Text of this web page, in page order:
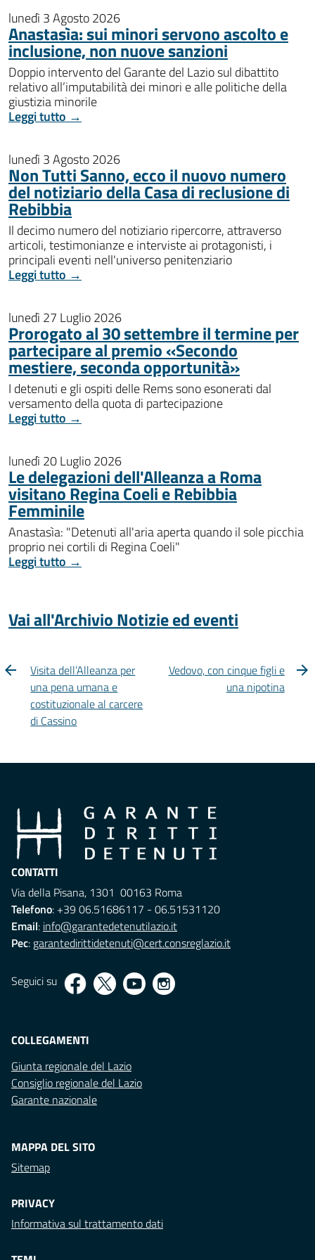
lunedì 3 Agosto 2026
Anastasìa: sui minori servono ascolto e
inclusione, non nuove sanzioni
Doppio intervento del Garante del Lazio sul dibattito
relativo all’imputabilità dei minori e alle politiche della
giustizia minorile
Leggi tutto →
lunedì 3 Agosto 2026
Non Tutti Sanno, ecco il nuovo numero
del notiziario della Casa di reclusione di
Rebibbia
Il decimo numero del notiziario ripercorre, attraverso
articoli, testimonianze e interviste ai protagonisti, i
principali eventi nell'universo penitenziario
Leggi tutto →
lunedì 27 Luglio 2026
Prorogato al 30 settembre il termine per
partecipare al premio «Secondo
mestiere, seconda opportunità»
I detenuti e gli ospiti delle Rems sono esonerati dal
versamento della quota di partecipazione
Leggi tutto →
lunedì 20 Luglio 2026
Le delegazioni dell'Alleanza a Roma
visitano Regina Coeli e Rebibbia
Femminile
Anastasìa: "Detenuti all'aria aperta quando il sole picchia
proprio nei cortili di Regina Coeli"
Leggi tutto →
Vai all'Archivio Notizie ed eventi
Visita dell’Alleanza per
una pena umana e
costituzionale al carcere
di Cassino
Vedovo, con cinque figli e
una nipotina
CONTATTI
Via della Pisana, 1301 00163 Roma
Telefono: +39 06.51686117 - 06.51531120
Email: info@garantedetenutilazio.it
Pec: garantedirittidetenuti@cert.consreglazio.it
Seguici su
COLLEGAMENTI
Giunta regionale del Lazio
Consiglio regionale del Lazio
Garante nazionale
MAPPA DEL SITO
Sitemap
PRIVACY
Informativa sul trattamento dati